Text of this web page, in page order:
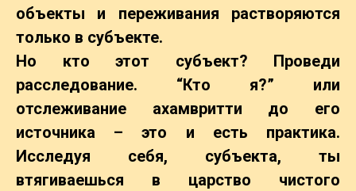
объекты и переживания растворяются
только в субъекте.
Но кто этот субъект? Проведи
расследование. “Кто я?” или
отслеживание ахамвритти до его
источника – это и есть практика.
Исследуя себя, субъекта, ты
втягиваешься в царство чистого